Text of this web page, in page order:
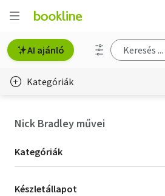
AI ajánló
Kategóriák
Hobbi, szabadidő
Nick Bradley művei
Kategória
szűrés
Kategóriák
Készletállapot
Készletállapot